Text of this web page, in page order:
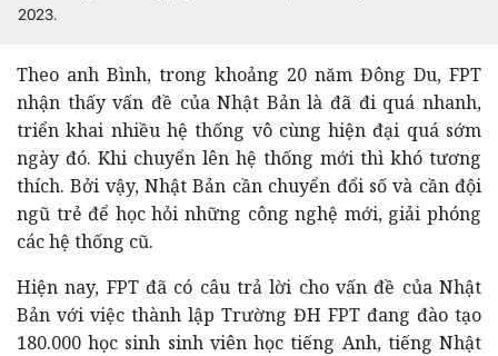
2023.
Theo anh Bình, trong khoảng 20 năm Đông Du, FPT
nhận thấy vấn đề của Nhật Bản là đã đi quá nhanh,
triển khai nhiều hệ thống vô cùng hiện đại quá sớm
ngày đó. Khi chuyển lên hệ thống mới thì khó tương
thích. Bởi vậy, Nhật Bản cần chuyển đổi số và cần đội
ngũ trẻ để học hỏi những công nghệ mới, giải phóng
các hệ thống cũ.
Hiện nay, FPT đã có câu trả lời cho vấn đề của Nhật
Bản với việc thành lập Trường ĐH FPT đang đào tạo
180.000 học sinh sinh viên học tiếng Anh, tiếng Nhật